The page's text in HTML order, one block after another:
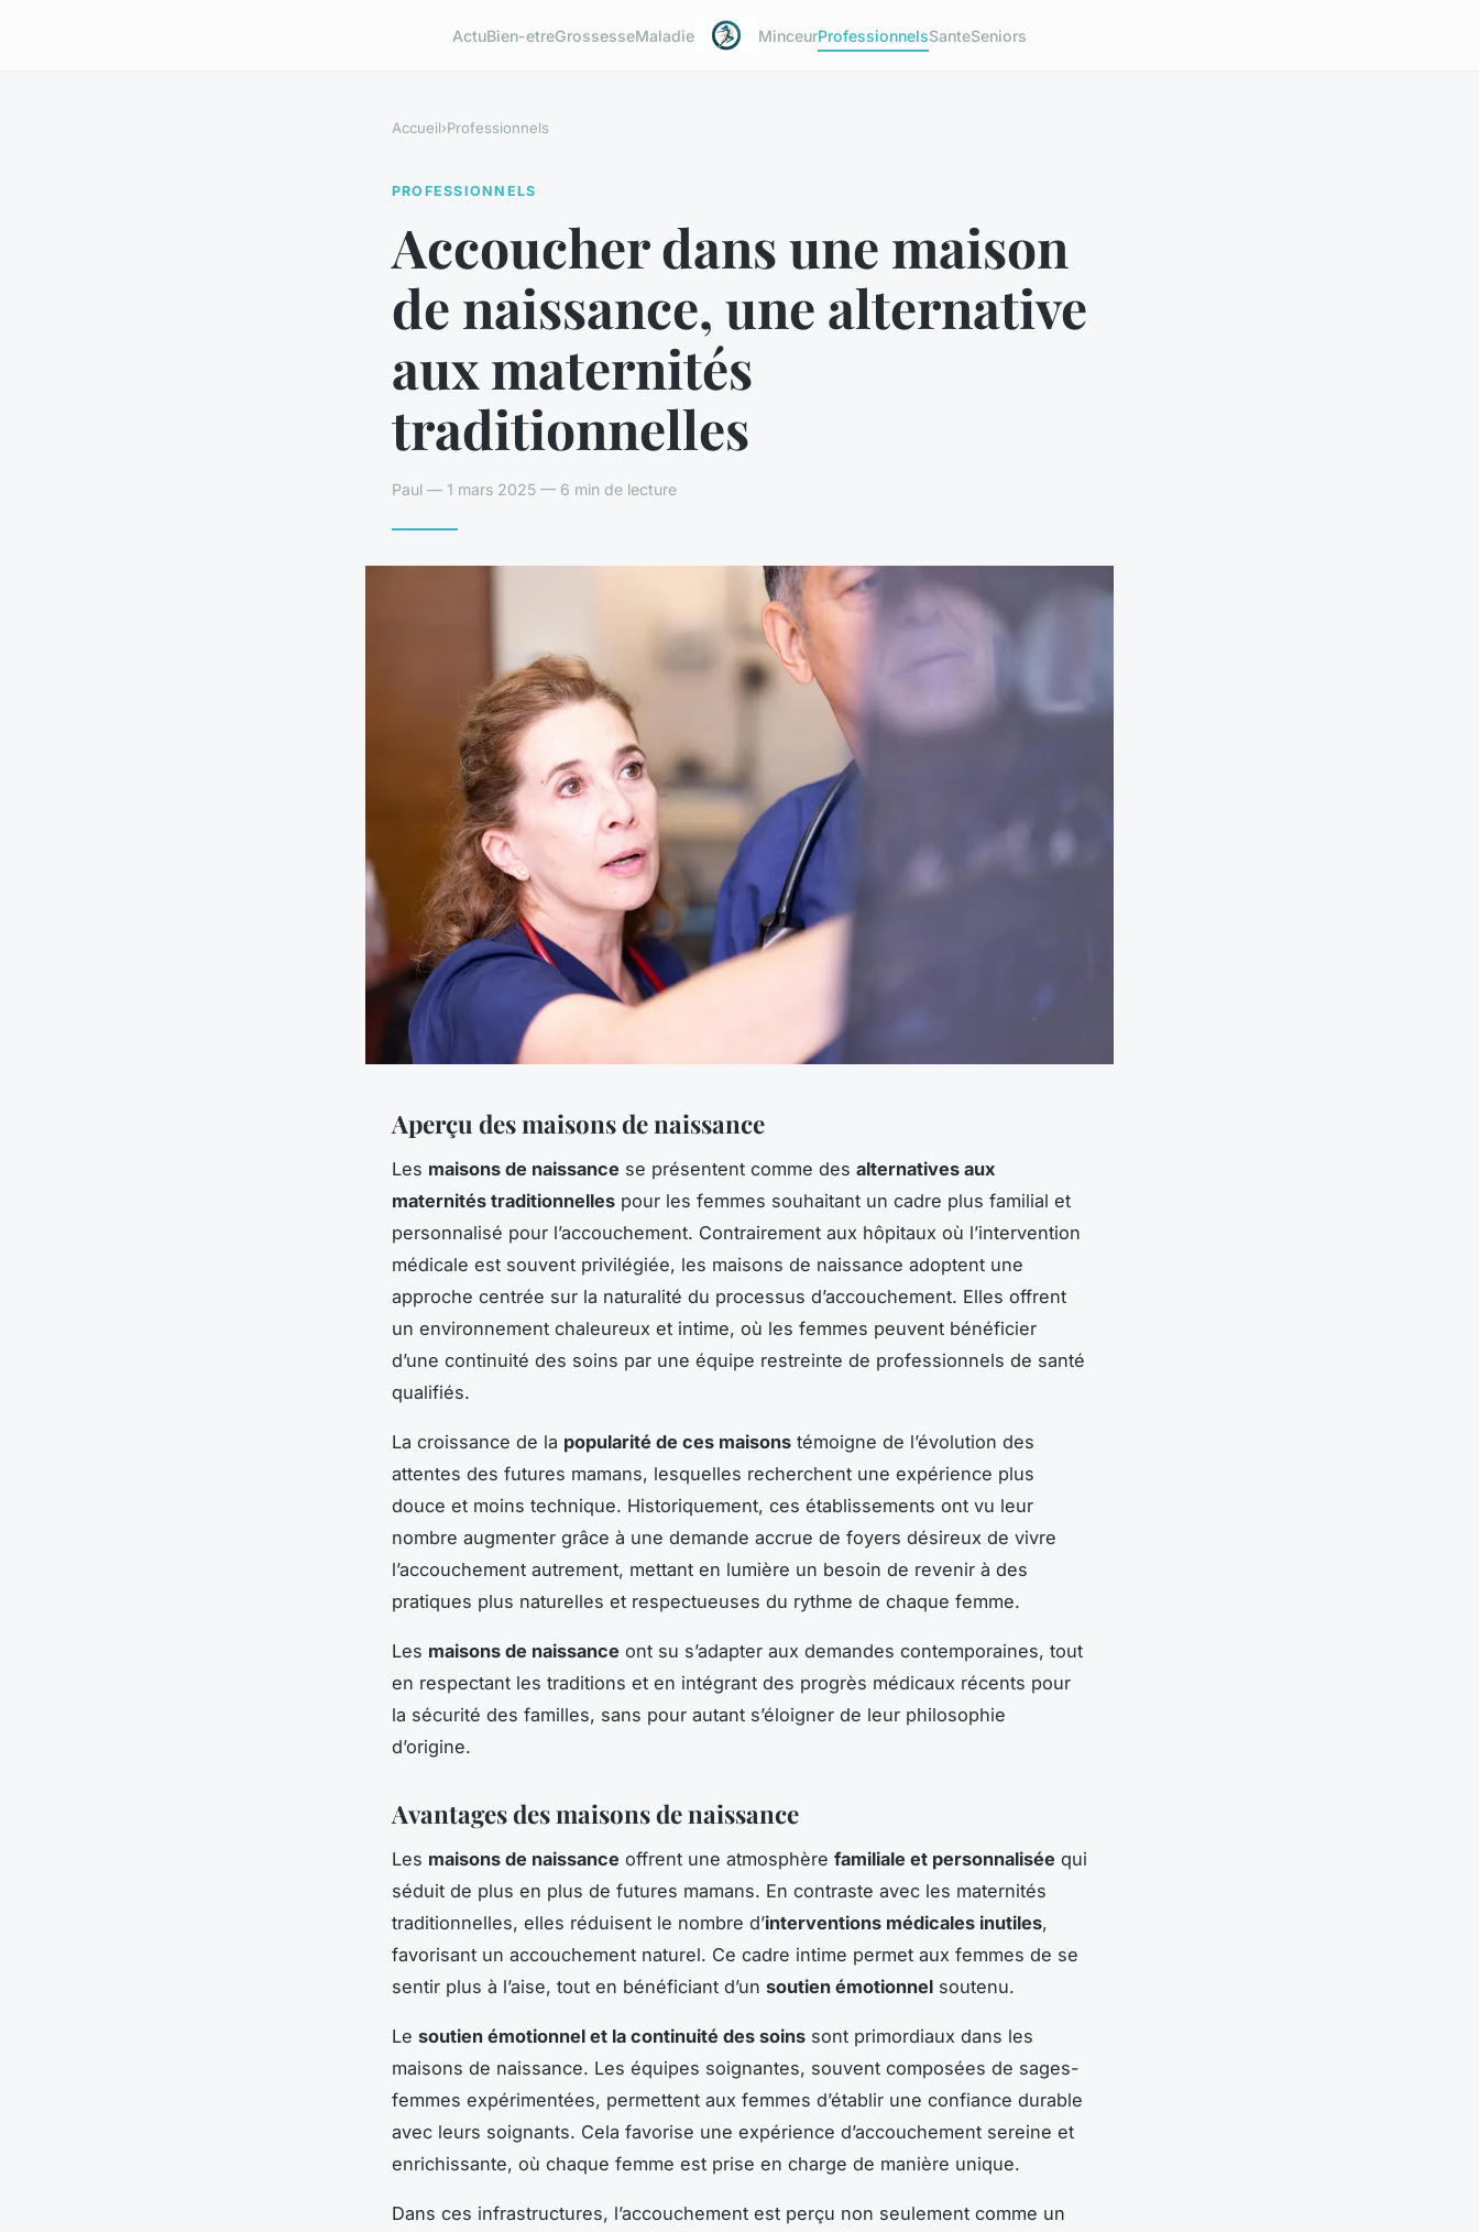
ActuBien-etreGrossesseMaladie MinceurProfessionnelsSanteSeniors
Accueil›Professionnels
PROFESSIONNELS
Accoucher dans une maison
de naissance, une alternative
aux maternités
traditionnelles
Paul — 1 mars 2025 — 6 min de lecture
Aperçu des maisons de naissance
Les maisons de naissance se présentent comme des alternatives aux
maternités traditionnelles pour les femmes souhaitant un cadre plus familial et
personnalisé pour l’accouchement. Contrairement aux hôpitaux où l’intervention
médicale est souvent privilégiée, les maisons de naissance adoptent une
approche centrée sur la naturalité du processus d’accouchement. Elles offrent
un environnement chaleureux et intime, où les femmes peuvent bénéficier
d’une continuité des soins par une équipe restreinte de professionnels de santé
qualifiés.
La croissance de la popularité de ces maisons témoigne de l’évolution des
attentes des futures mamans, lesquelles recherchent une expérience plus
douce et moins technique. Historiquement, ces établissements ont vu leur
nombre augmenter grâce à une demande accrue de foyers désireux de vivre
l’accouchement autrement, mettant en lumière un besoin de revenir à des
pratiques plus naturelles et respectueuses du rythme de chaque femme.
Les maisons de naissance ont su s’adapter aux demandes contemporaines, tout
en respectant les traditions et en intégrant des progrès médicaux récents pour
la sécurité des familles, sans pour autant s’éloigner de leur philosophie
d’origine.
Avantages des maisons de naissance
Les maisons de naissance offrent une atmosphère familiale et personnalisée qui
séduit de plus en plus de futures mamans. En contraste avec les maternités
traditionnelles, elles réduisent le nombre d’interventions médicales inutiles,
favorisant un accouchement naturel. Ce cadre intime permet aux femmes de se
sentir plus à l’aise, tout en bénéficiant d’un soutien émotionnel soutenu.
Le soutien émotionnel et la continuité des soins sont primordiaux dans les
maisons de naissance. Les équipes soignantes, souvent composées de sages-
femmes expérimentées, permettent aux femmes d’établir une confiance durable
avec leurs soignants. Cela favorise une expérience d’accouchement sereine et
enrichissante, où chaque femme est prise en charge de manière unique.
Dans ces infrastructures, l’accouchement est perçu non seulement comme un